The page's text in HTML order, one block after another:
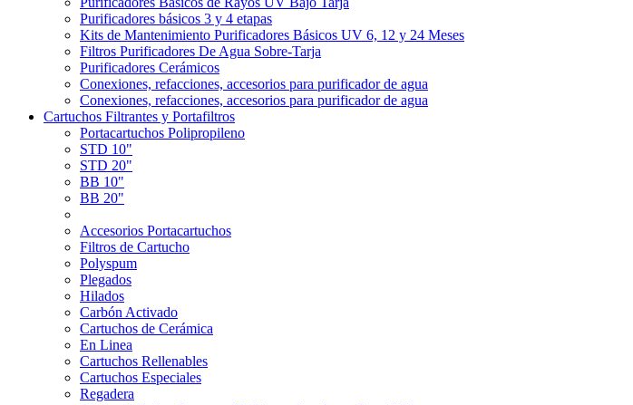
Purificadores básicos 3 y 4 etapas
Kits de Mantenimiento Purificadores Básicos UV 6, 12 y 24 Meses
Filtros Purificadores De Agua Sobre-Tarja
Purificadores Cerámicos
Conexiones, refacciones, accesorios para purificador de agua
Conexiones, refacciones, accesorios para purificador de agua
Cartuchos Filtrantes y Portafiltros
Portacartuchos Polipropileno
STD 10"
STD 20"
BB 10"
BB 20"
Accesorios Portacartuchos
Filtros de Cartucho
Polyspum
Plegados
Hilados
Carbón Activado
Cartuchos de Cerámica
En Linea
Cartuchos Rellenables
Cartuchos Especiales
Regadera